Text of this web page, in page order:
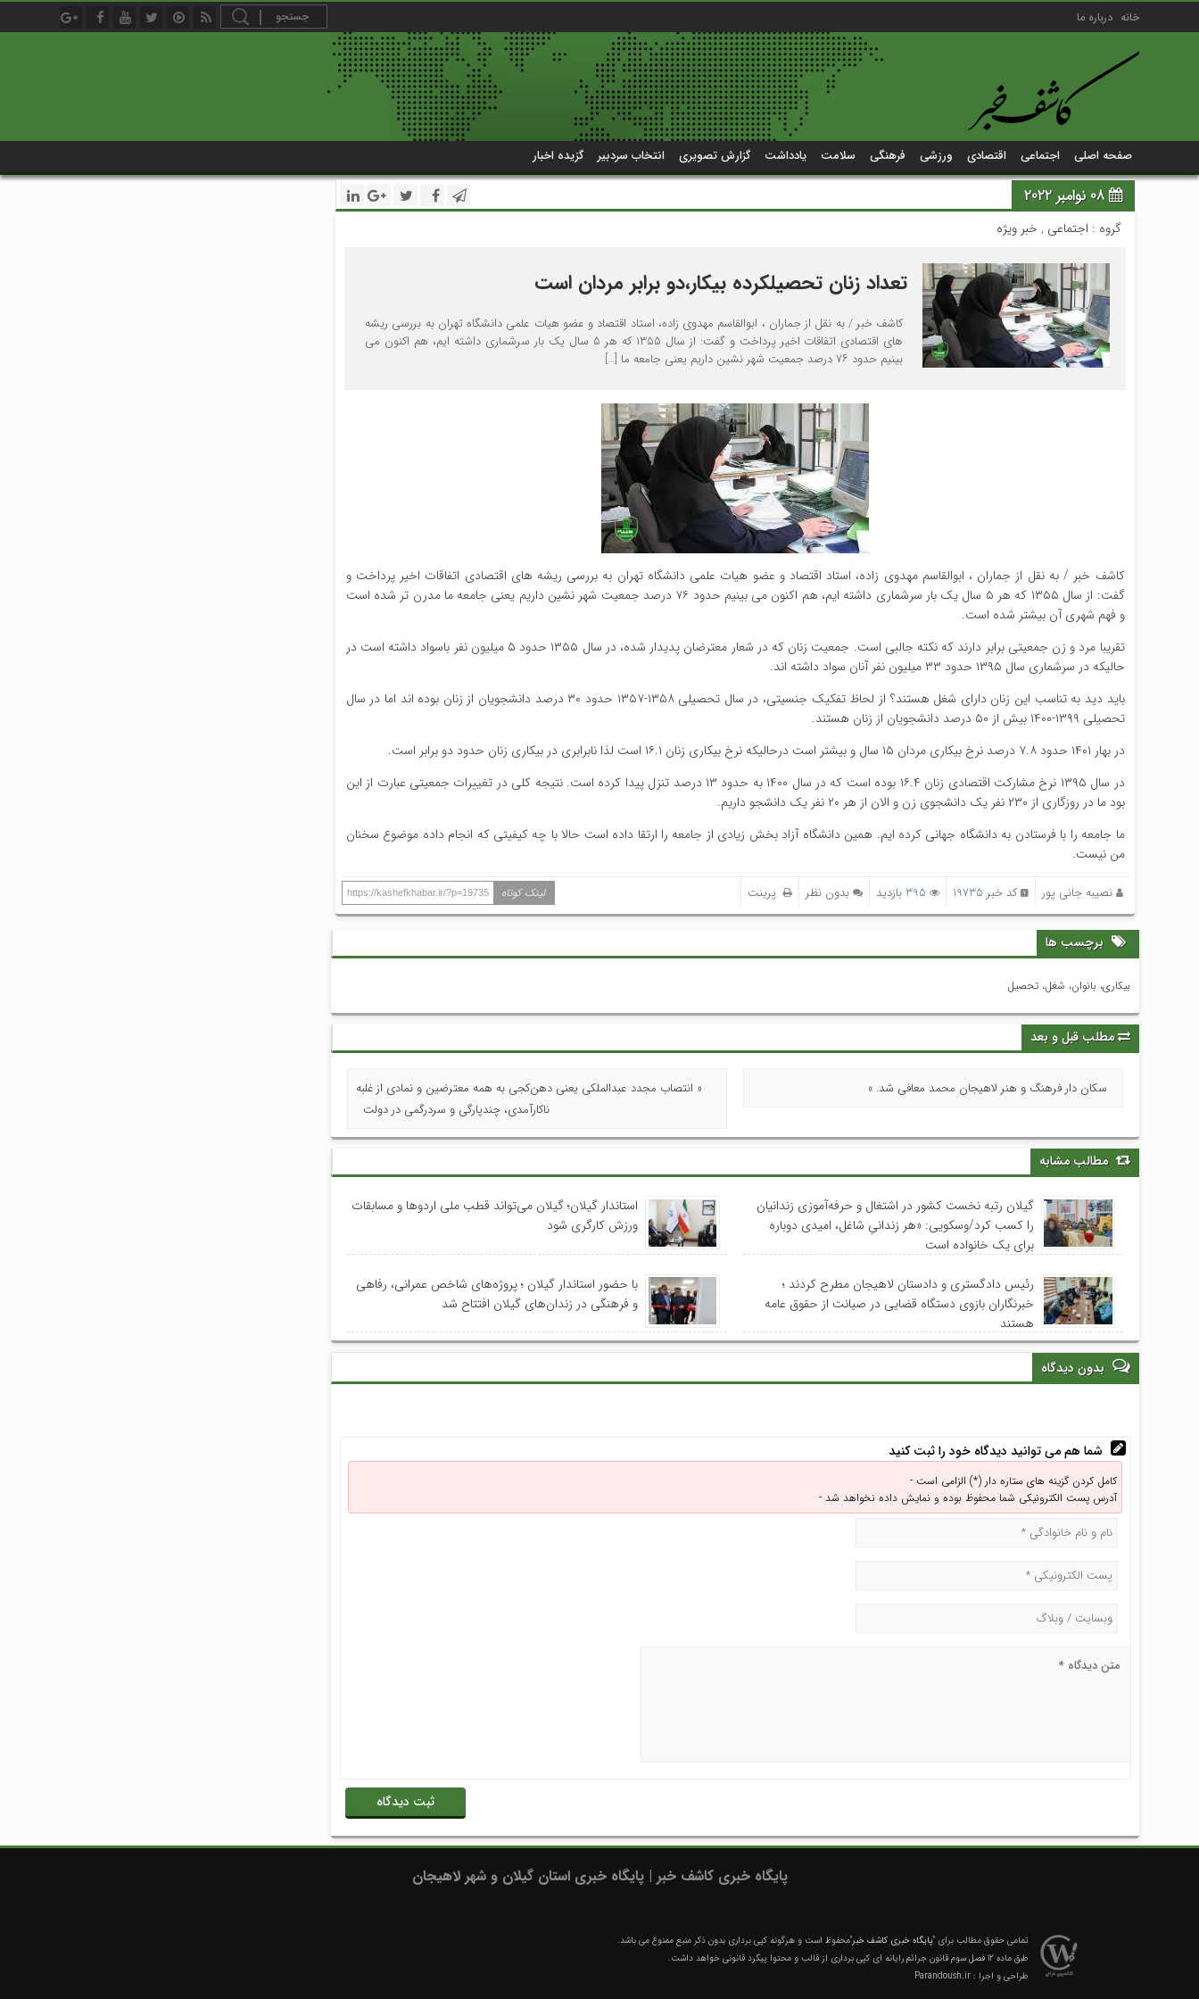
خانه درباره ما
صفحه اصلی اجتماعی اقتصادی ورزشی فرهنگی سلامت یادداشت گزارش تصویری انتخاب سردبیر گزیده اخبار
08 نوامبر 2022
گروه : اجتماعی , خبر ویژه
تعداد زنان تحصیلکرده بیکار،دو برابر مردان است
کاشف خبر / به نقل از جماران ، ابوالقاسم مهدوی زاده، استاد اقتصاد و عضو هیات علمی دانشگاه تهران به بررسی ریشه
های اقتصادی اتفاقات اخیر پرداخت و گفت: از سال ۱۳۵۵ که هر ۵ سال یک بار سرشماری داشته ایم، هم اکنون می
بینیم حدود ۷۶ درصد جمعیت شهر نشین داریم یعنی جامعه ما […]
کاشف خبر / به نقل از جماران ، ابوالقاسم مهدوی زاده، استاد اقتصاد و عضو هیات علمی دانشگاه تهران به بررسی ریشه های اقتصادی اتفاقات اخیر پرداخت و
گفت: از سال ۱۳۵۵ که هر ۵ سال یک بار سرشماری داشته ایم، هم اکنون می بینیم حدود ۷۶ درصد جمعیت شهر نشین داریم یعنی جامعه ما مدرن تر شده است
و فهم شهری آن بیشتر شده است.
تقریبا مرد و زن جمعیتی برابر دارند که نکته جالبی است. جمعیت زنان که در شعار معترضان پدیدار شده، در سال ۱۳۵۵ حدود ۵ میلیون نفر باسواد داشته است در
حالیکه در سرشماری سال ۱۳۹۵ حدود ۳۳ میلیون نفر آنان سواد داشته اند.
باید دید به تناسب این زنان دارای شغل هستند؟ از لحاظ تفکیک جنسیتی، در سال تحصیلی ۱۳۵۸-۱۳۵۷ حدود ۳۰ درصد دانشجویان از زنان بوده اند اما در سال
تحصیلی ۱۳۹۹-۱۴۰۰ بیش از ۵۰ درصد دانشجویان از زنان هستند.
در بهار ۱۴۰۱ حدود ۷.۸ درصد نرخ بیکاری مردان ۱۵ سال و بیشتر است درحالیکه نرخ بیکاری زنان ۱۶.۱ است لذا نابرابری در بیکاری زنان حدود دو برابر است.
در سال ۱۳۹۵ نرخ مشارکت اقتصادی زنان ۱۶.۴ بوده است که در سال ۱۴۰۰ به حدود ۱۳ درصد تنزل پیدا کرده است. نتیجه کلی در تغییرات جمعیتی عبارت از این
بود ما در روزگاری از ۲۳۰ نفر یک دانشجوی زن و الان از هر ۲۰ نفر یک دانشجو داریم.
ما جامعه را با فرستادن به دانشگاه جهانی کرده ایم. همین دانشگاه آزاد بخش زیادی از جامعه را ارتقا داده است حالا با چه کیفیتی که انجام داده موضوع سخنان
من نیست.
نصیبه جانی پور کد خبر 19735 بدون نظر پرینت لینک کوتاه https://kashefkhabar.ir/?p=19735
برچسب ها
بیکاری، بانوان، شغل، تحصیل
مطلب قبل و بعد
سکان دار فرهنگ و هنر لاهیجان محمد معافی شد. »
« انتصاب مجدد عبدالملکی یعنی دهن‌کجی به همه معترضین و نمادی از غلبه
ناکارآمدی، چندپارگی و سردرگمی در دولت
مطالب مشابه
گیلان رتبه نخست کشور در اشتغال و حرفه‌آموزی زندانیان
را کسب کرد/وسکویی: «هر زندانیِ شاغل، امیدی دوباره
برای یک خانواده است
استاندار گیلان؛ گیلان می‌تواند قطب ملی اردوها و مسابقات
ورزش کارگری شود
رئیس دادگستری و دادستان لاهیجان مطرح کردند ؛
خبرنگاران بازوی دستگاه قضایی در صیانت از حقوق عامه
هستند
با حضور استاندار گیلان ؛ پروژه‌های شاخص عمرانی، رفاهی
و فرهنگی در زندان‌های گیلان افتتاح شد
بدون دیدگاه
شما هم می توانید دیدگاه خود را ثبت کنید
کامل کردن گزینه های ستاره دار (*) الزامی است -
آدرس پست الکترونیکی شما محفوظ بوده و نمایش داده نخواهد شد -
پایگاه خبری کاشف خبر | پایگاه خبری استان گیلان و شهر لاهیجان
تمامی حقوق مطالب برای "پایگاه خبری کاشف خبر"محفوظ است و هرگونه کپی برداری بدون ذکر منبع ممنوع می باشد.
طبق ماده 12 فصل سوم قانون جرائم رایانه ای کپی برداری از قالب و محتوا پیگرد قانونی خواهد داشت.
طراحی و اجرا : Parandoush.ir